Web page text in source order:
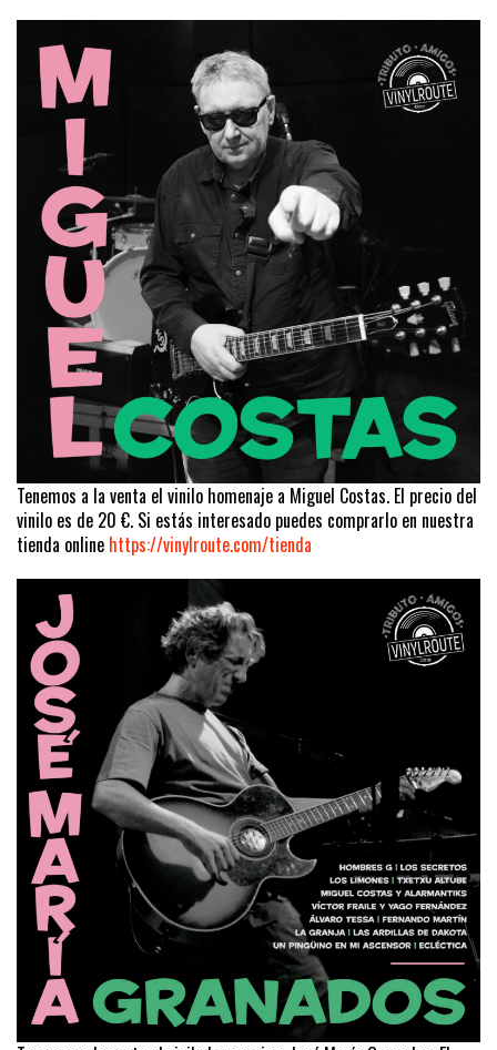
Tenemos a la venta el vinilo homenaje a Miguel Costas. El precio del
vinilo es de 20 €. Si estás interesado puedes comprarlo en nuestra
tienda online https://vinylroute.com/tienda